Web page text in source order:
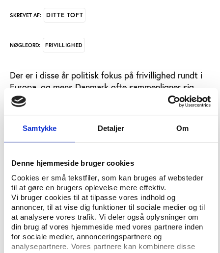
Samtykke Detaljer Om
Denne hjemmeside bruger cookies
Cookies er små tekstfiler, som kan bruges af websteder
til at gøre en brugers oplevelse mere effektiv.
Vi bruger cookies til at tilpasse vores indhold og
annoncer, til at vise dig funktioner til sociale medier og til
at analysere vores trafik. Vi deler også oplysninger om
din brug af vores hjemmeside med vores partnere inden
for sociale medier, annonceringspartnere og
analysepartnere. Vores partnere kan kombinere disse
SKREVET AF: DITTE TOFT
NØGLEORD: FRIVILLIGHED
Der er i disse år politisk fokus på frivillighed rundt i
Europa, og mens Danmark ofte sammenligner sig
med især de øvrige skandinaviske lande, er der
mindre fokus på, hvordan det ser ud på området syd
Derfor sætter seminaret ’Who Cares – Comparing
frivillighed i Danmark og Tyskland og sammenligner
forholdene i de to lande.
Bag seminaret står CBS Center for
Civilsamfundsstudier, Frivilligrådet og
Indsamlingsorganisationernes Brancheorganisation
ISOBRO. Sidstnævnte organiserer en lang række
foreninger, der i større eller mindre grad finansieres